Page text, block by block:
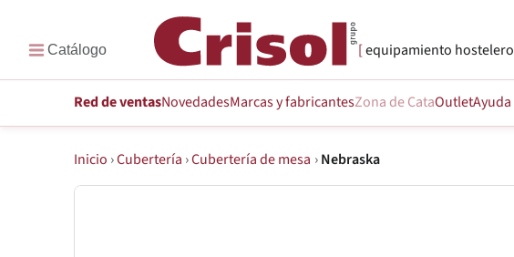
equipamiento hostelero
Red de ventasNovedadesMarcasy fabricantesZona de CataOutletAyuda
Inicio ›Cubertería ›Cubertería de mesa › Nebraska